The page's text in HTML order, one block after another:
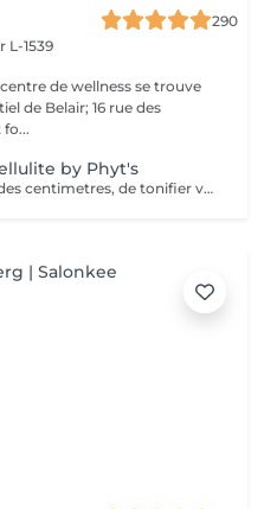
290
L-1539
de wellness se trouve
de Belair; 16 rue des
by Phyt's
Si votre objectif est de perdre des centimetres, de tonifier votre corps , de réduire la cellulite, ce soin développé par les laboratoires Phyt's est fait pour vous. Ensemble avec une bonne hygiène de vie adaptée, vous obtiendrez les resultats que vous espériez.